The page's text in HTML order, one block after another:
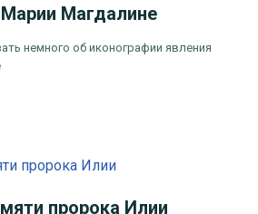
Магдалине
немного об иконографии явления
пророка Илии